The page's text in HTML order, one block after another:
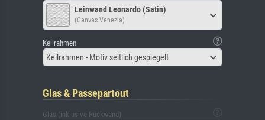
Leinwand Leonardo (Satin)
(Canvas Venezia)
Keilrahmen
Keilrahmen - Motiv seitlich gespiegelt
Glas & Passepartout
Glas (inklusive Rückwand)